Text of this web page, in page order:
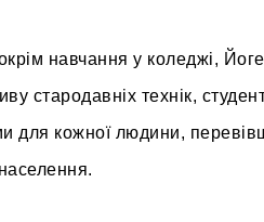
навчання у коледжі,
стародавніх технік,
для кожної людини,